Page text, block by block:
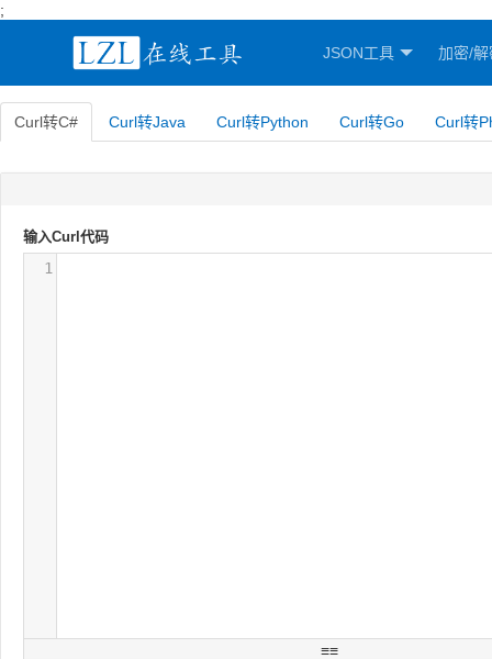
;
JSON工具 加密/解
Curl转C# Curl转Java Curl转Python Curl转Go Curl转
输入Curl代码
1